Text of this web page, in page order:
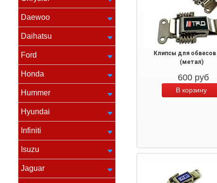
Daewoo
Daihatsu
Ford
Honda
Hummer
Hyundai
Infiniti
Isuzu
Jaguar
Клипсы для обвесов
(метал)
600 руб